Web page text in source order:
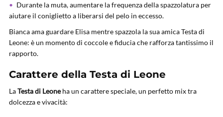
Durante la muta, aumentare la frequenza della spazzolatura per
aiutare il coniglietto a liberarsi del pelo in eccesso.
Bianca ama guardare Elisa mentre spazzola la sua amica Testa di
Leone: è un momento di coccole e fiducia che rafforza tantissimo il
rapporto.
Carattere della Testa di Leone
LaTesta di Leoneha un carattere speciale, un perfetto mix tra
dolcezza e vivacità: